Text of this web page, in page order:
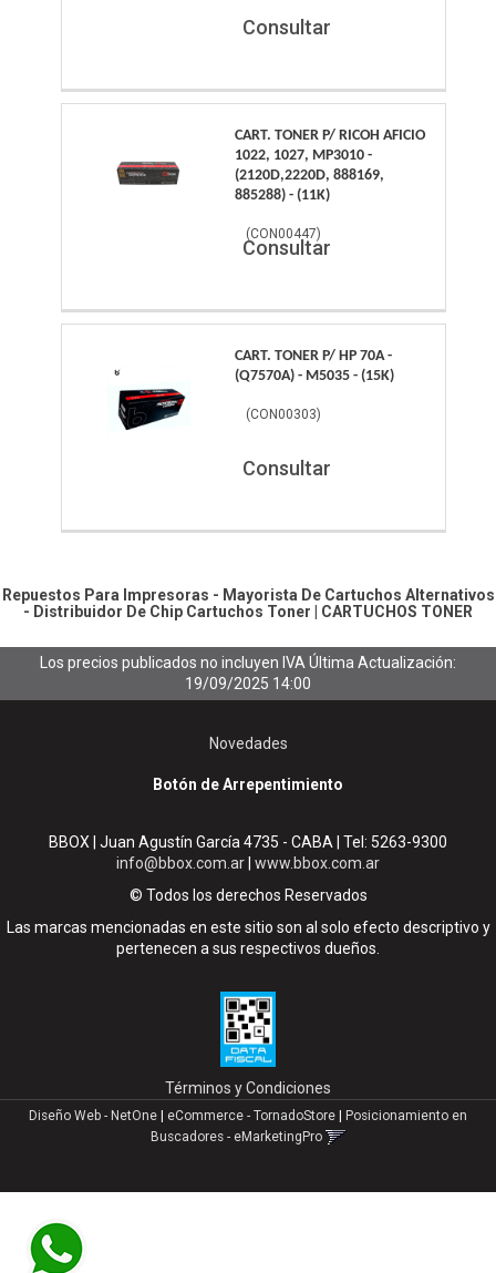
Consultar
CART. TONER P/ RICOH AFICIO
1022, 1027, MP3010 -
(2120D,2220D, 888169,
885288) - (11K)
(CON00447)
Consultar
CART. TONER P/ HP 70A -
(Q7570A) - M5035 - (15K)
(CON00303)
Consultar
Repuestos Para Impresoras - Mayorista De Cartuchos Alternativos
- Distribuidor De Chip Cartuchos Toner | CARTUCHOS TONER
Los precios publicados no incluyen IVA Última Actualización:
19/09/2025 14:00
Novedades
Botón de Arrepentimiento
BBOX | Juan Agustín García 4735 - CABA | Tel: 5263-9300
info@bbox.com.ar| www.bbox.com.ar
© Todos los derechos Reservados
Las marcas mencionadas en este sitio son al solo efecto descriptivo y
pertenecen a sus respectivos dueños.
Términos y Condiciones
Diseño Web - NetOne eCommerce - TornadoStore
Posicionamiento en
Buscadores - eMarketingPro